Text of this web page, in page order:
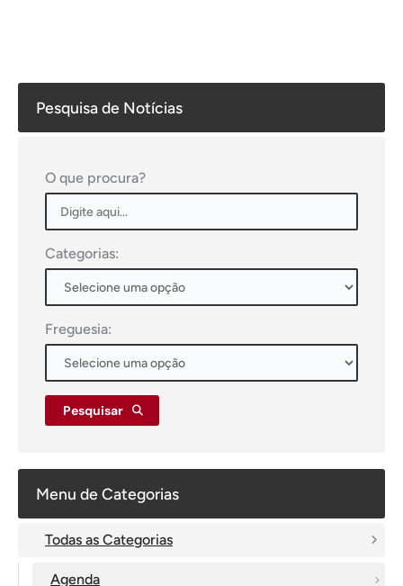
Pesquisa de Notícias
O que procura?
Categorias:
Freguesia:
Pesquisar
Menu de Categorias
Todas as Categorias
Agenda